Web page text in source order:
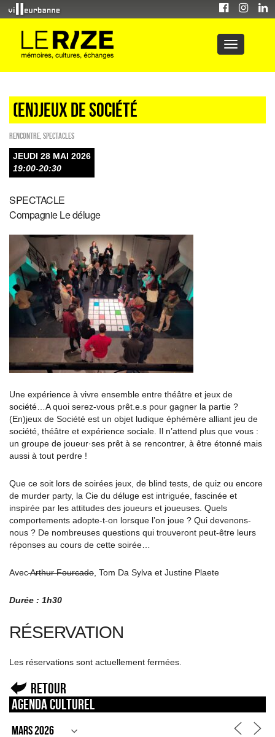
(EN)JEUX DE SOCIÉTÉ
Rencontre SPECTACLES
JEUDI 28 MAI 2026
19:00-20:30
SPECTACLE
Compagnie Le déluge
Une expérience à vivre ensemble entre théâtre et jeux de
société…A quoi serez-vous prêt.e.s pour gagner la partie ?
(En)jeux de Société est un objet ludique éphémère alliant jeu de
société, théâtre et expérience sociale. Il n’attend plus que vous :
un groupe de joueur·ses prêt à se rencontrer, à être étonné mais
aussi à tout perdre !
Que ce soit lors de soirées jeux, de blind tests, de quiz ou encore
de murder party, la Cie du déluge est intriguée, fascinée et
inspirée par les attitudes des joueurs et joueuses. Quels
comportements adopte-t-on lorsque l’on joue ? Qui devenons-
nous ? De nombreuses questions qui trouveront peut-être leurs
réponses au cours de cette soirée…
AvecArthur Fourcade , Tom Da Sylva et Justine Plaete
Durée : 1h30
RÉSERVATION
Les réservations sont actuellement fermées.
Retour
Agenda culturel